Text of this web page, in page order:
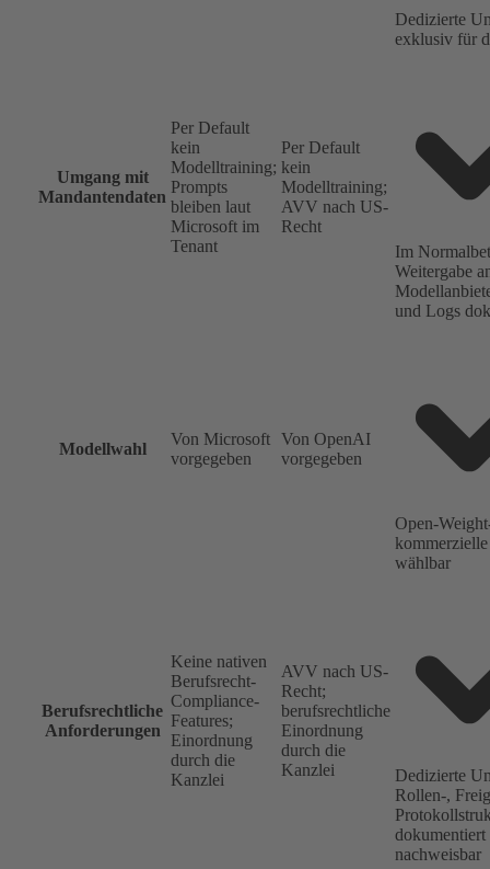
Dedizierte
exklusiv für
Umgang mit
Mandantendaten
Per Default
kein
Modelltraining;
Prompts
bleiben laut
Microsoft im
Tenant
Per Default
kein
Modelltraining;
AVV nach US-
Recht
Im
Weitergabe
und Logs
Modellwahl
Von Microsoft
vorgegeben
Von OpenAI
vorgegeben
Open-
wählbar
Berufsrechtliche
Anforderungen
Keine nativen
Berufsrecht-
Compliance-
Features;
Einordnung
durch die
Kanzlei
AVV nach US-
Recht;
berufsrechtliche
Einordnung
durch die
Kanzlei
Dedizierte
Rollen-,
dokumentiert
nachweisbar